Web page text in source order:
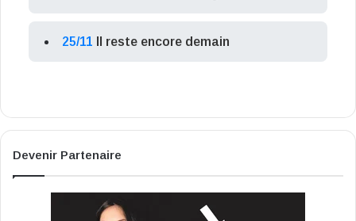
25/11 Il reste encore demain
Devenir Partenaire